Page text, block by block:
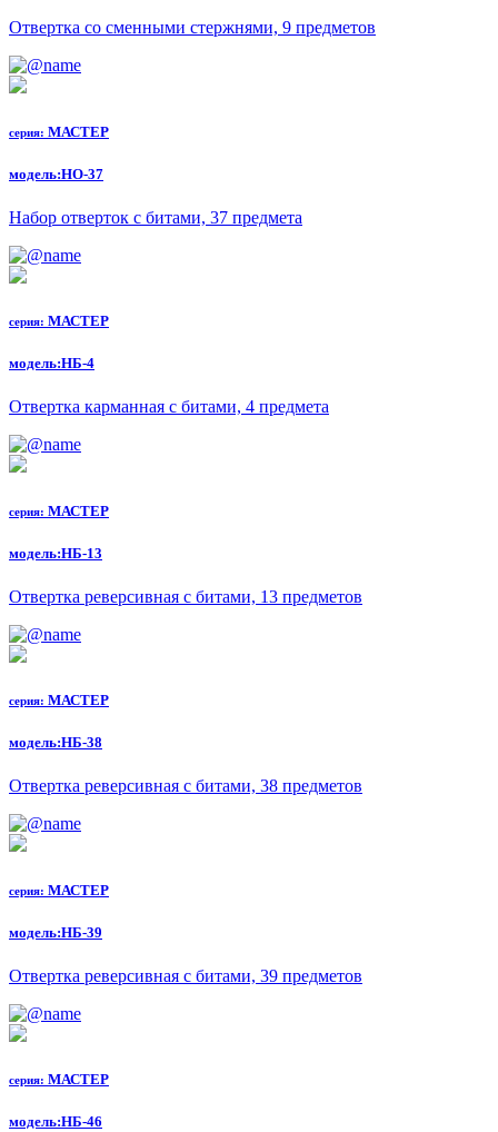
Отвертка со сменными стержнями, 9 предметов
серия: МАСТЕР
модель:НО-37
Набор отверток с битами, 37 предмета
серия: МАСТЕР
модель:НБ-4
Отвертка карманная с битами, 4 предмета
серия: МАСТЕР
модель:НБ-13
Отвертка реверсивная с битами, 13 предметов
серия: МАСТЕР
модель:НБ-38
Отвертка реверсивная с битами, 38 предметов
серия: МАСТЕР
модель:НБ-39
Отвертка реверсивная с битами, 39 предметов
серия: МАСТЕР
модель:НБ-46